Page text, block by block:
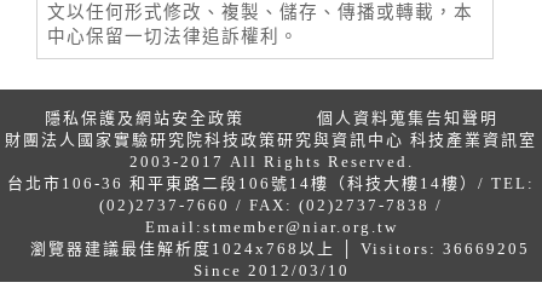
文以任何形式修改、複製、儲存、傳播或轉載，本
中心保留一切法律追訴權利。
隱私保護及網站安全政策
個人資料蒐集告知聲明
財團法人國家實驗研究院科技政策研究與資訊中心 科技產業資訊室
2003-2017 All Rights Reserved.
台北市106-36 和平東路二段106號14樓（科技大樓14樓）/ TEL:
(02)2737-7660 / FAX: (02)2737-7838 /
Email: stmember@niar.org.tw
瀏覽器建議最佳解析度1024x768以上 │ Visitors: 36669205
Since 2012/03/10